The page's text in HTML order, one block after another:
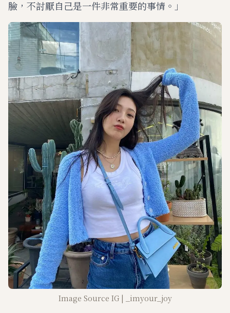
臉，不討厭自己是一件非常重要的事情。」
Image Source IG | _imyour_joy